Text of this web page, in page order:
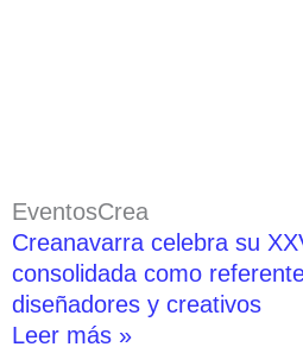
EventosCrea
Creanavarra celebra su
consolidada como
diseñadores y creativos
Leer más »